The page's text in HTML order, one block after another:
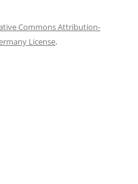
Commons Attribution-
License.